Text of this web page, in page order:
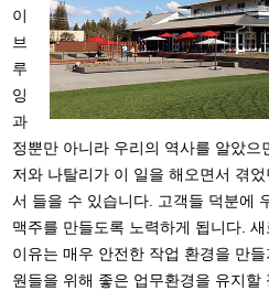
이
브
루
잉
과
정뿐만 아니라 우리의 역사를 알았
저와 나탈리가 이 일을 해오면서 겪
서 들을 수 있습니다. 고객들 덕분에
맥주를 만들도록 노력하게 됩니다.
이유는 매우 안전한 작업 환경을 만
원들을 위해 좋은 업무환경을 유지할